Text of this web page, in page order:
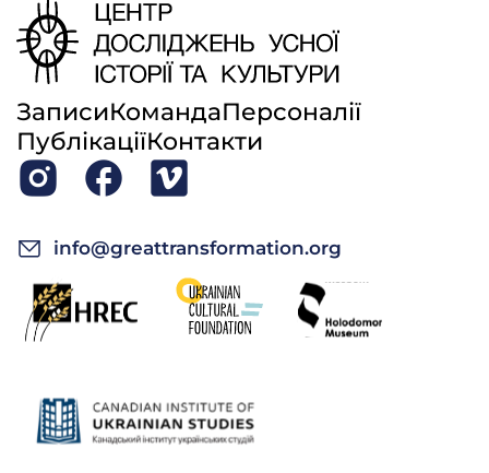
ЗаписиКомандаПерсоналії
ПублікаціїКонтакти
info@greattransformation.org